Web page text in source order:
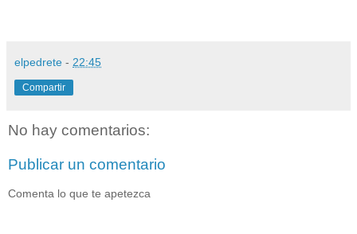
elpedrete - 22:45
Compartir
No hay comentarios:
Publicar un comentario
Comenta lo que te apetezca